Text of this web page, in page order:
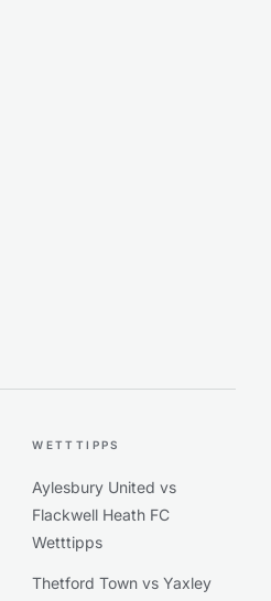
WETTTIPPS
Aylesbury United vs
Flackwell Heath FC
Wetttipps
Thetford Town vs Yaxley